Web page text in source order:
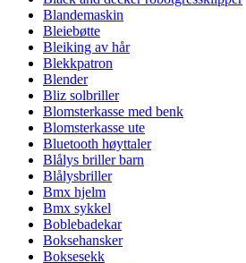
Blandemaskin
Bleiebøtte
Bleiking av hår
Blekkpatron
Blender
Bliz solbriller
Blomsterkasse med benk
Blomsterkasse ute
Bluetooth høyttaler
Blålys briller barn
Blålysbriller
Bmx hjelm
Bmx sykkel
Boblebadekar
Boksehansker
Boksesekk